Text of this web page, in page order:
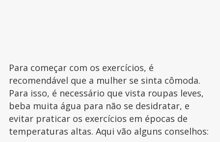
Para começar com os exercícios, é
recomendável que a mulher se sinta cômoda.
Para isso, é necessário que vista roupas leves,
beba muita água para não se desidratar, e
evitar praticar os exercícios em épocas de
temperaturas altas. Aqui vão alguns conselhos: